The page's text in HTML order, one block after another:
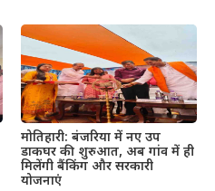
मोतिहारी: बंजरिया में नए उप
डाकघर की शुरुआत, अब गांव में ही
मिलेंगी बैंकिंग और सरकारी
योजनाएं